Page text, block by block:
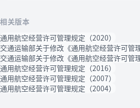
相关版本
通用航空经营许可管理规定（2020）
交通运输部关于修改《通用航空经营许可管
交通运输部关于修改《通用航空经营许可管
通用航空经营许可管理规定（2016）
通用航空经营许可管理规定（2007）
通用航空经营许可管理规定（2004）